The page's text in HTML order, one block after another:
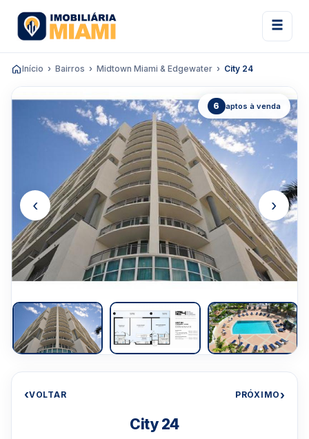
Início Bairros Midtown Miami & Edgewater City 24
6 aptos à venda
‹ ›
‹VOLTAR PRÓXIMO›
City 24